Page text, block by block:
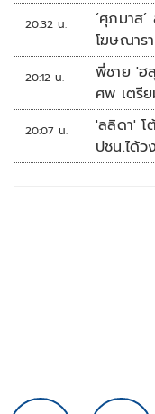
20:32 น.
‘ศุภมาส
โฆษณาร
20:12 น.
พี่ชาย 'ฮ
ศพ เตรี
20:07 น.
'ลลิดา' โ
ปชน.ได้ว